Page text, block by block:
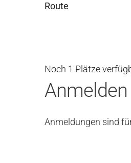
Route
Noch 1 Plätze
Anmelden
Anmeldungen sind